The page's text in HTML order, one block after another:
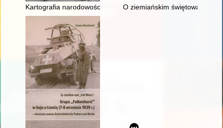
Kartografia narodowościowa w propagandowej walce o Śląsk
O ziemiańskim świętowaniu :